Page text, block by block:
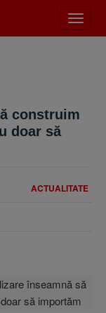
meniu
construim
doar să
ACTUALITATE